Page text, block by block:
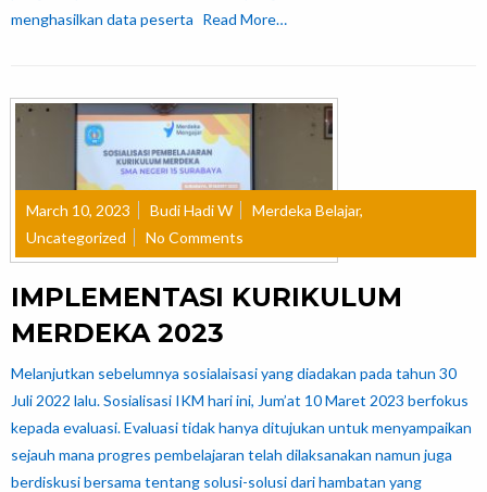
menghasilkan data peserta Read More…
March 10, 2023 Budi Hadi W Merdeka Belajar,
Uncategorized
No Comments
IMPLEMENTASI KURIKULUM
MERDEKA 2023
Melanjutkan sebelumnya sosialaisasi yang diadakan pada tahun 30
Juli 2022 lalu. Sosialisasi IKM hari ini, Jum’at 10 Maret 2023 berfokus
kepada evaluasi. Evaluasi tidak hanya ditujukan untuk menyampaikan
sejauh mana progres pembelajaran telah dilaksanakan namun juga
berdiskusi bersama tentang solusi-solusi dari hambatan yang